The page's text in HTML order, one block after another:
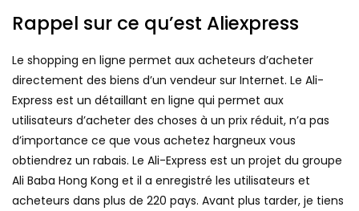
Rappel sur ce qu’est Aliexpress
Le shopping en ligne permet aux acheteurs d’acheter
directement des biens d’un vendeur sur Internet. Le Ali-
Express est un détaillant en ligne qui permet aux
utilisateurs d’acheter des choses à un prix réduit, n’a pas
d’importance ce que vous achetez hargneux vous
obtiendrez un rabais. Le Ali-Express est un projet du groupe
Ali Baba Hong Kong et il a enregistré les utilisateurs et
acheteurs dans plus de 220 pays. Avant plus tarder, je tiens